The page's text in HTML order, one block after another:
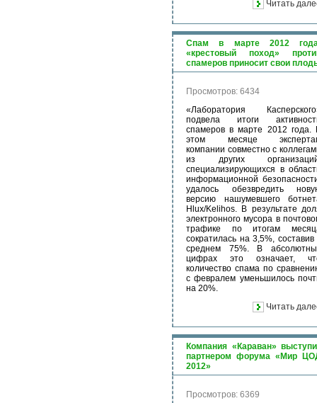
Читать
Спам в марте 2012
«крестовый поход»
спамеров приносит свои
Просмотров: 6434
«Лаборатория
подвела итоги
спамеров в марте 2012 года.
этом месяце
компании совместно с
из других
специализирующихся в
информационной
удалось обезвредить
версию нашумевшего
Hlux/Kelihos. В результате
электронного мусора в
трафике по итогам
сократилась на 3,5%, составив
среднем 75%. В
цифрах это означает,
количество спама по
с февралем уменьшилось
на 20%.
Читать
Компания «Караван»
партнером форума «Мир
2012»
Просмотров: 6369